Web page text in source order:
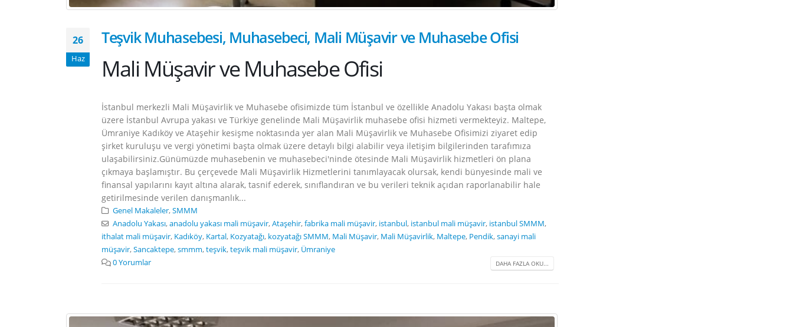
26
Haz
Teşvik Muhasebesi, Muhasebeci, Mali Müşavir ve Muhasebe Ofisi
Mali Müşavir ve Muhasebe Ofisi
İstanbul merkezli Mali Müşavirlik ve Muhasebe ofisimizde tüm İstanbul ve özellikle Anadolu Yakası başta olmak
üzere İstanbul Avrupa yakası ve Türkiye genelinde Mali Müşavirlik muhasebe ofisi hizmeti vermekteyiz. Maltepe,
Ümraniye Kadıköy ve Ataşehir kesişme noktasında yer alan Mali Müşavirlik ve Muhasebe Ofisimizi ziyaret edip
şirket kuruluşu ve vergi yönetimi başta olmak üzere detaylı bilgi alabilir veya iletişim bilgilerinden tarafımıza
ulaşabilirsiniz.Günümüzde muhasebenin ve muhasebeci'ninde ötesinde Mali Müşavirlik hizmetleri ön plana
çıkmaya başlamıştır. Bu çerçevede Mali Müşavirlik Hizmetlerini tanımlayacak olursak, kendi bünyesinde mali ve
finansal yapılarını kayıt altına alarak, tasnif ederek, sınıflandıran ve bu verileri teknik açıdan raporlanabilir hale
getirilmesinde verilen danışmanlık...
Genel Makaleler,SMMM
Anadolu Yakası,anadolu yakası mali müşavir,Ataşehir,fabrika mali müşavir, istanbul, istanbul mali müşavir, istanbul SMMM,
ithalat mali müşavir, Kadıköy, Kartal, Kozyatağı, kozyatağı SMMM, Mali Müşavir, Mali Müşavirlik, Maltepe, Pendik,sanayi mali
müşavir,Sancaktepe,smmm,teşvik,teşvik mali müşavir, Ümraniye
0 Yorumlar
DAHA FAZLA OKU...